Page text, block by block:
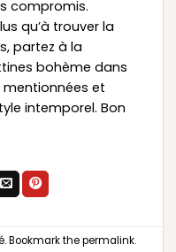
compromis.
qu’à trouver la
partez à la
bohème dans
et
intemporel. Bon
. Bookmark thepermalink.